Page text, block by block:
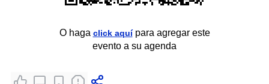
O haga click aquípara agregar este
evento a su agenda